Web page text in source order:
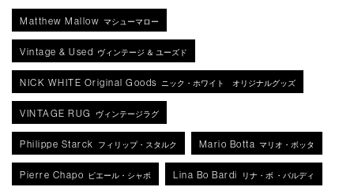
Matthew Mallow マシューマロー
Vintage & Used ヴィンテージ ＆ ユーズド
NICK WHITE Original Goods ニック・ホワイト オリジナルグッズ
VINTAGE RUG ヴィンテージラグ
Philippe Starck フィリップ・スタルク Mario Botta マリオ・ボッタ
Pierre Chapo ピエール・シャポ Lina Bo Bardi リナ・ボ ・バルディ